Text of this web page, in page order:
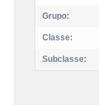
Grupo:
Classe:
Subclasse: